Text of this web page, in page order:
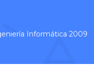
Informática 2009